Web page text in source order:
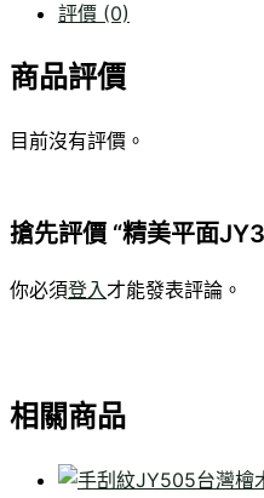
評價 (0)
商品評價
目前沒有評價。
搶先評價 “精美平面
你必須登入才能發表評論。
相關商品